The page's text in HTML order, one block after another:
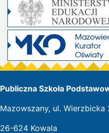
Publiczna Szkoła
Mazowszany, ul. Wierzbicka
26-624 Kowala